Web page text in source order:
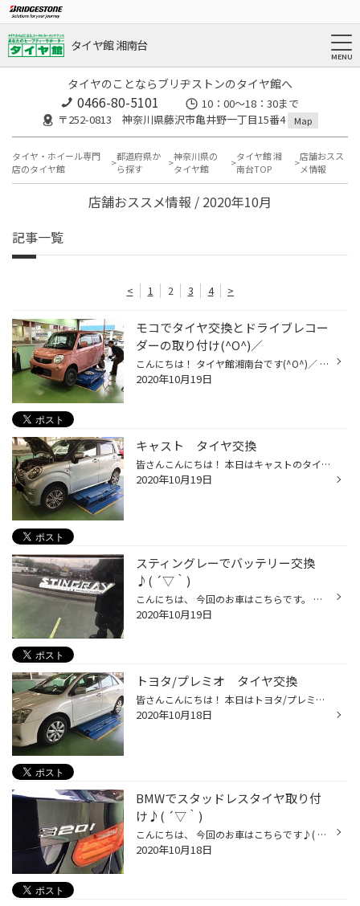
タイヤ館 湘南台
タイヤのことならブリヂストンのタイヤ館へ
0466-80-5101
10：00～18：30まで
〒252-0813 神奈川県藤沢市亀井野一丁目15番4
Map
タイヤ・ホイール専門
店のタイヤ館
都道府県か
ら探す
神奈川県の
タイヤ館
タイヤ館 湘
南台TOP
店舗おスス
メ情報
店舗おススメ情報 / 2020年10月
記事一覧
< 1 2 3 4 >
モコでタイヤ交換とドライブレコー
ダーの取り付け(^O^)／
こんにちは！ タイヤ館湘南台です(^O^)／ 10月も下旬になり スタッドレスの商談が増えてきて 冬タイヤの時期になってきましたね(^O^)／ 寒くもなってきてるので 体調気を付けていきましょう(^O^)／ モコでドライブレコーダーの取り付け です(^O^)／ 一緒にタイヤ交換して頂きました(^O^)／ ネクスト...
2020年10月19日
キャスト タイヤ交換
皆さんこんにちは！ 本日はキャストのタイヤ交換です！ さて、今回交換に至った経緯は 溝の消耗 サイドのヒビ割れ です！ それでは作業に移ります⭐︎ 防錆をしていきます！ 今回使うタイヤはこちら！ ブリヂストンのベーシックタイヤ ネクストリー です！ 作業はこれで完了です！ ご安心してお使い...
2020年10月19日
スティングレーでバッテリー交換
♪( ´▽｀)
こんにちは、 今回のお車はこちらです。 スズキ ワゴンＲ スティングレー 今回は、バッテリーの交換です@(・●・)@ お取付けさせて頂く商品がこちらです、 GSユアサ ECO・R ではでは、交換作業に進んで行きます。 交換前の画像がこちらです、 バックアップ電源接続して、取付け作業を進めて行きます...
2020年10月19日
トヨタ/プレミオ タイヤ交換
皆さんこんにちは！ 本日はトヨタ/プレミオのタイヤ交換です！ 本日はフロントの2本の交換になります！ 溝がだいぶ減ってしまっていますΣ（・□・；） 本日使うタイヤはこちら！ SL101 です！ それでは組んでいきます！ 組み付け終えたらバランス調整！ 車につけてトルクをかけます！ その後はワック...
2020年10月18日
BMWでスタッドレスタイヤ取り付
け♪( ´▽｀)
こんにちは、 今回のお車はこちらです♪( ´▽｀) BMW ３２０ｌ 今回ご購入頂きました商品がこちらです。 ＢＬＩＺＺＡＫ ＲＦＴ ランフラットのスタッドレスタイヤです(๑>◡<๑) えっっ…。 もう冬用タイヤ❓ と…、 思った方もいらっしゃるかと思いますが、 実は今の時期に交換して頂きますと、 待ち時間...
2020年10月18日